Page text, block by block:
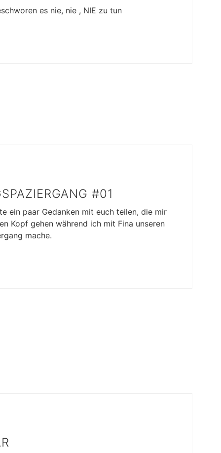
es nie, nie , NIE zu tun
#01
ein paar Gedanken mit euch teilen, die mir
Kopf gehen während ich mit Fina unseren
mache.